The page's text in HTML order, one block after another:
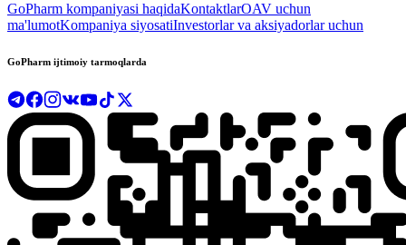
GoPharm kompaniyasi haqidaKontaktlarOAV uchun
ma'lumotKompaniya siyosatiInvestorlar va aksiyadorlar uchun
GoPharm ijtimoiy tarmoqlarda